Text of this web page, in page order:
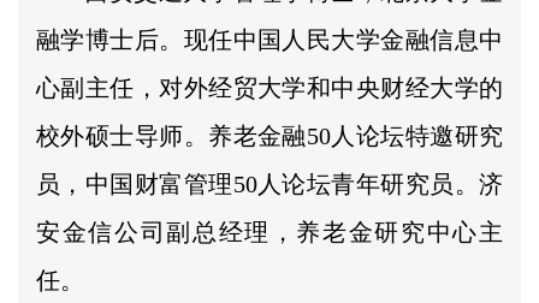
融学博士后。现任中国人民大学金融信息中
心副主任，对外经贸大学和中央财经大学的
校外硕士导师。养老金融50人论坛特邀研究
员，中国财富管理50人论坛青年研究员。济
安金信公司副总经理，养老金研究中心主
任。